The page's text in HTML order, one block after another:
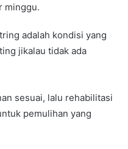
minggu.
adalah kondisi yang
jikalau tidak ada
sesuai, lalu rehabilitasi
pemulihan yang